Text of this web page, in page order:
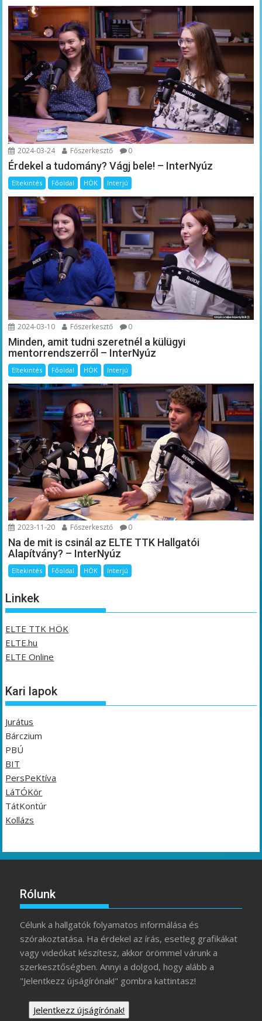
2024-03-24 Főszerkesztő 0
Érdekel a tudomány? Vágj bele! – InterNyúz
Eltekintés Főoldal HÖK Interjú
2024-03-10 Főszerkesztő 0
Minden, amit tudni szeretnél a külügyi
mentorrendszerről – InterNyúz
Eltekintés Főoldal HÖK Interjú
2023-11-20 Főszerkesztő 0
Na de mit is csinál az ELTE TTK Hallgatói
Alapítvány? – InterNyúz
Eltekintés Főoldal HÖK Interjú
Linkek
ELTE TTK HÖK
ELTE.hu
ELTE Online
Kari lapok
Jurátus
Bárczium
PBÚ
BIT
PersPeKtíva
LáTÓKör
TátKontúr
Kollázs
Rólunk
Célunk a hallgatók folyamatos informálása és
szórakoztatása. Ha érdekel az írás, esetleg grafikákat
vagy videókat készítesz, akkor örömmel várunk a
szerkesztőségben. Annyi a dolgod, hogy alább a
"Jelentkezz újságírónak!" gombra kattintasz!
Jelentkezz újságírónak!